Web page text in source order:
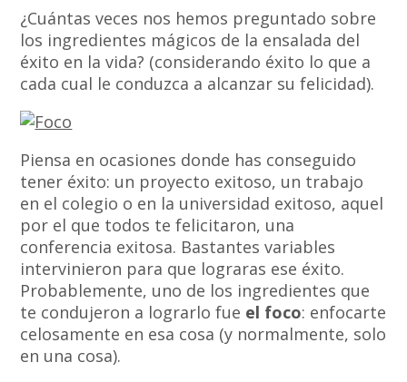
¿Cuántas veces nos hemos preguntado sobre
los ingredientes mágicos de la ensalada del
éxito en la vida? (considerando éxito lo que a
cada cual le conduzca a alcanzar su felicidad).
Piensa en ocasiones donde has conseguido
tener éxito: un proyecto exitoso, un trabajo
en el colegio o en la universidad exitoso, aquel
por el que todos te felicitaron, una
conferencia exitosa. Bastantes variables
intervinieron para que lograras ese éxito.
Probablemente, uno de los ingredientes que
te condujeron a lograrlo fue el foco: enfocarte
celosamente en esa cosa (y normalmente, solo
en una cosa).